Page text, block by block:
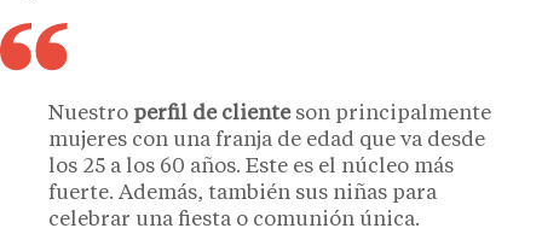
Nuestro perfil de clienteson principalmente
mujeres con una franja de edad que va desde
los 25 a los 60 años. Este es el núcleo más
fuerte. Además, también sus niñas para
celebrar una fiesta o comunión única.